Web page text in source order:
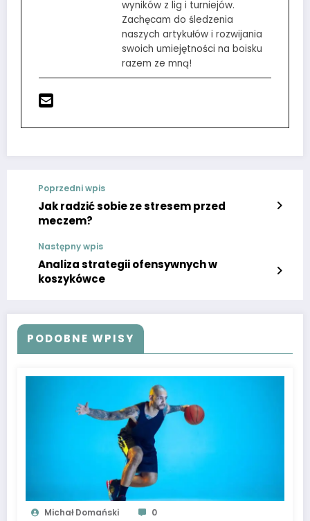
wyników z lig i turniejów.
Zachęcam do śledzenia
naszych artykułów i rozwijania
swoich umiejętności na boisku
razem ze mną!
Poprzedni wpis
Jak radzić sobie ze stresem przed
meczem?
Następny wpis
Analiza strategii ofensywnych w
koszykówce
PODOBNE WPISY
Michał Domański 0